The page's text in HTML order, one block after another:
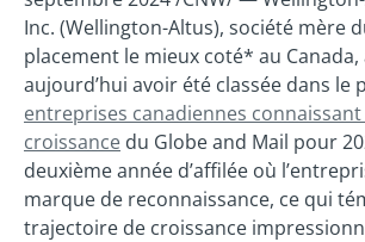
Inc. (Wellington-Altus), société mère
placement le mieux coté* au
aujourd’hui avoir été classée dans le
entreprises canadiennes
croissance du Globe and Mail pour
deuxième année d’affilée où
marque de reconnaissance, ce qui
trajectoire de croissance